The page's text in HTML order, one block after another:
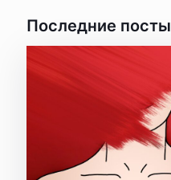
Последние посты